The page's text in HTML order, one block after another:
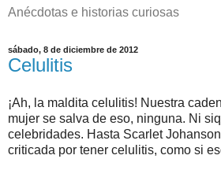
Anécdotas e historias curiosas
sábado, 8 de diciembre de 2012
Celulitis
¡Ah, la maldita celulitis! Nuestra
mujer se salva de eso, ninguna. Ni
celebridades. Hasta Scarlet
criticada por tener celulitis, como si